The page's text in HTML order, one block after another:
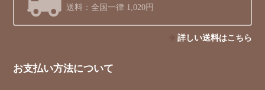
送料：全国一律 1,020円
詳しい送料はこちら
お支払い方法について